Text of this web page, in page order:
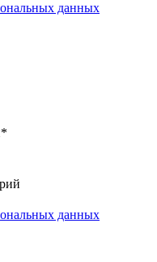
данных
*
данных